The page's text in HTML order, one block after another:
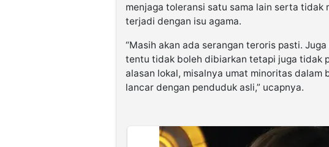
menjaga toleransi satu sama lain serta tidak
terjadi dengan isu agama.
“Masih akan ada serangan teroris pasti.
tentu tidak boleh dibiarkan tetapi juga tidak
alasan lokal, misalnya umat minoritas dalam
lancar dengan penduduk asli,” ucapnya.